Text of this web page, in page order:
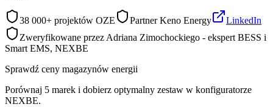
38 000+ projektów OZE Partner Keno Energy
LinkedIn
Zweryfikowane przez Adriana Zimochockiego - ekspert BESS i
Smart EMS, NEXBE
Sprawdź ceny magazynów energii
Porównaj 5 marek i dobierz optymalny zestaw w konfiguratorze
NEXBE.